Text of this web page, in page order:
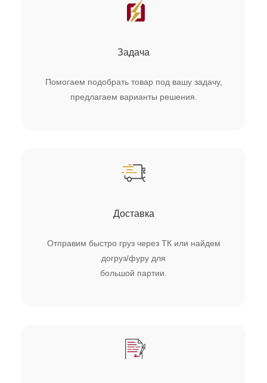
Задача
Помогаем подобрать товар под вашу задачу,
предлагаем варианты решения.
Доставка
Отправим быстро груз через ТК или найдем
догруз/фуру для
большой партии.